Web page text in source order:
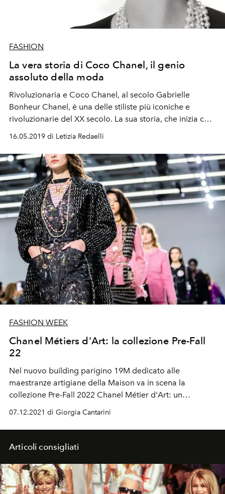
FASHION
La vera storia di Coco Chanel, il genio
assoluto della moda
Rivoluzionaria e Coco Chanel, al secolo Gabrielle
Bonheur Chanel, è una delle stiliste più iconiche e
rivoluzionarie del XX secolo. La sua storia, che inizia con
simboli di una moda che ha sfidato le convenzioni.
Scopriamo insieme il percorso che ha trasformato Coco
Chanel in un nome che oggi è sinonimo di eleganza e
innovazione.
16.05.2019 di Letizia Redaelli
FASHION WEEK
Chanel Métiers d'Art: la collezione Pre-Fall
22
Nel nuovo building parigino 19M dedicato alle
maestranze artigiane della Maison va in scena la
collezione Pre-Fall 2022 Chanel Métier d'Art: un
Direttore Creativo Virginie Viard invita alcuni ospiti a
visitare le meraviglie dell'atelier
07.12.2021 di Giorgia Cantarini
Articoli consigliati